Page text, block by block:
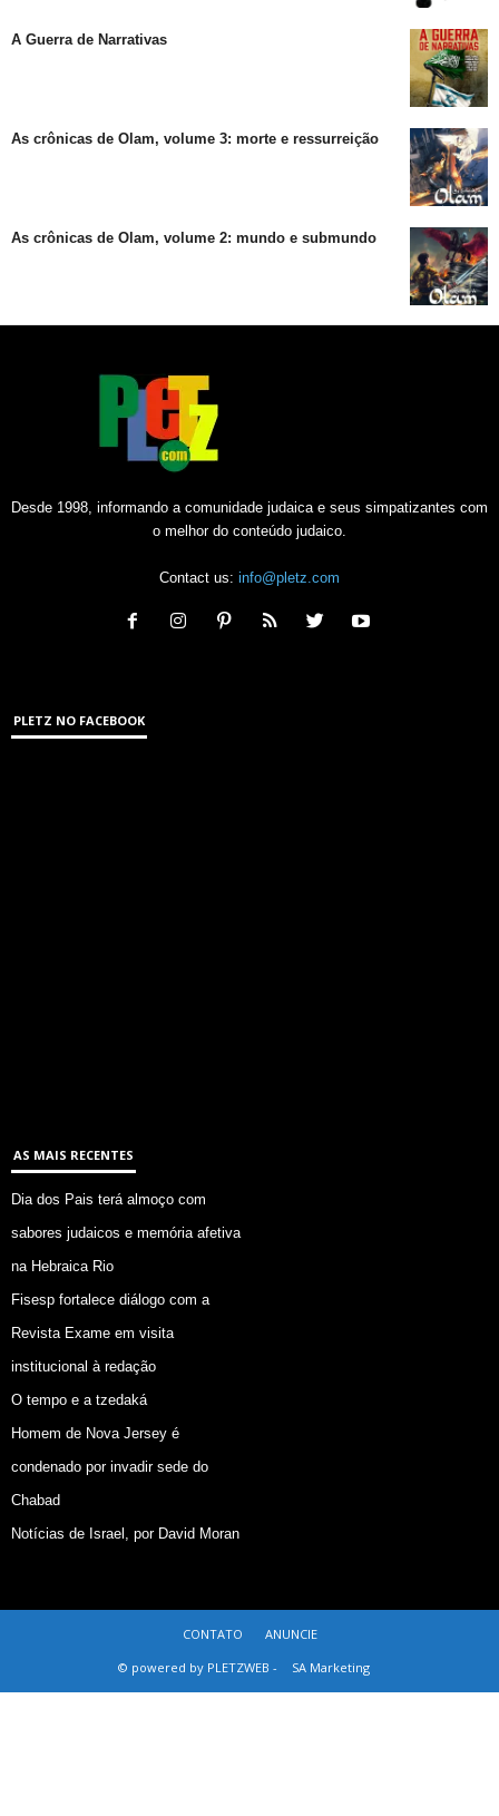
A Guerra de Narrativas
As crônicas de Olam, volume 3: morte e ressurreição
As crônicas de Olam, volume 2: mundo e submundo
Desde 1998, informando a comunidade judaica e seus simpatizantes com
o melhor do conteúdo judaico.
Contact us: info@pletz.com
PLETZ NO FACEBOOK
AS MAIS RECENTES
Dia dos Pais terá almoço com
sabores judaicos e memória afetiva
na Hebraica Rio
Fisesp fortalece diálogo com a
Revista Exame em visita
institucional à redação
O tempo e a tzedaká
Homem de Nova Jersey é
condenado por invadir sede do
Chabad
Notícias de Israel, por David Moran
CONTATO
ANUNCIE
© powered by PLETZWEB -
SA Marketing